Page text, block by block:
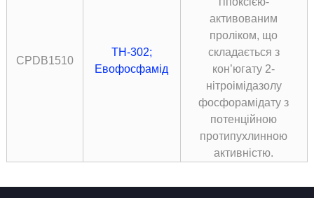
CPDB1510
TH-302;
Евофосфамід
активованим
проліком, що
складається з
кон’югату 2-
нітроімідазолу
фосфорамідату з
потенційною
протипухлинною
активністю.